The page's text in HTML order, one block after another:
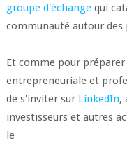
groupe d'échangequi
communauté autour des
Et comme pour
entrepreneuriale et
de s'inviter sur LinkedIn,
investisseurs et autres
le